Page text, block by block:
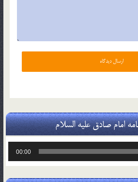
امام صادق علیه السلام
00:00